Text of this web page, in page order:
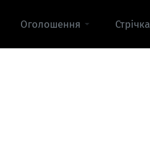
Оголошення Стрічка